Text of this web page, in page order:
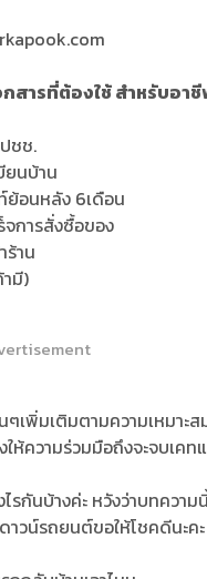
กสารที่ต้องใช้ สำหรับอา
ชช.
ยนบ้าน
ย้อนหลัง 6เดือน
จการสั่งซื้อของ
ร้าน
มี)
เพิ่มเติมตามความเหมาะ
ให้ความร่วมมือถึงจะจบเค
รกันบ้างค่ะ หวังว่าบทความ
าวน์รถยนต์ขอให้โชคดีนะค